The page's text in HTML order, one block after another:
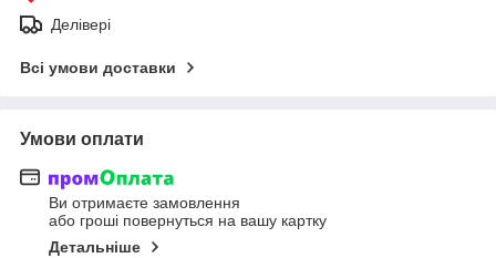
Делівері
Всі умови доставки
Умови оплати
Ви отримаєте замовлення
або гроші повернуться на вашу картку
Детальніше